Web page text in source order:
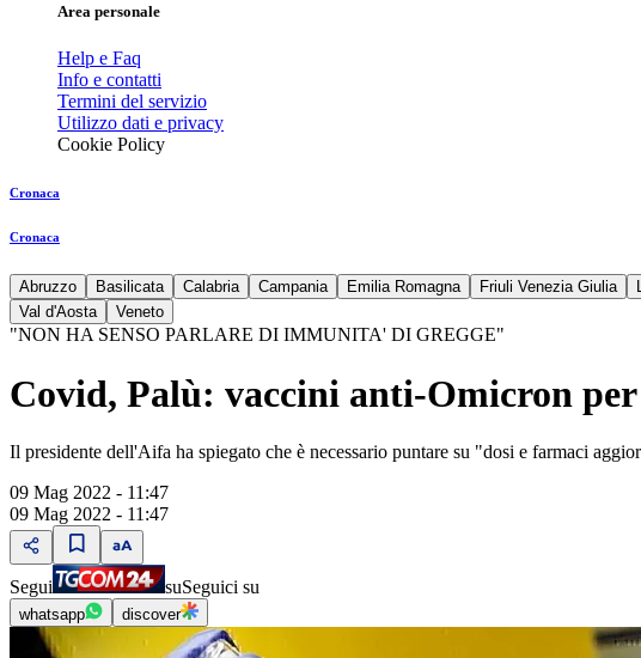
Area personale
Help e Faq
Info e contatti
Termini del servizio
Utilizzo dati e privacy
Cookie Policy
Cronaca
Cronaca
Abruzzo Basilicata Calabria Campania Emilia Romagna Friuli Venezia Giulia
Val d'Aosta
Veneto
"NON HA SENSO PARLARE DI IMMUNITA' DI GREGGE"
Covid, Palù: vaccini anti-Omicron
Il presidente dell'Aifa ha spiegato che è necessario puntare su "dosi e farmaci
09 Mag 2022 - 11:47
09 Mag 2022 - 11:47
Segui suSeguici su
whatsapp discover